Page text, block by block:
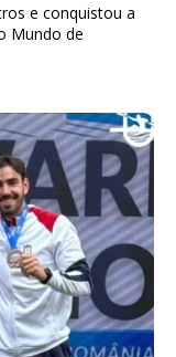
e conquistou a
Mundo de